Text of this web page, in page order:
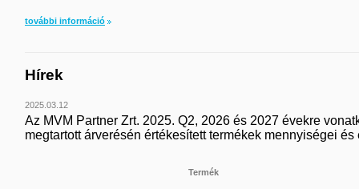
további információ
Hírek
2025.03.12
Az MVM Partner Zrt. 2025. Q2, 2026 és 2027 évekre
megtartott árverésén értékesített termékek mennyiségei
Termék